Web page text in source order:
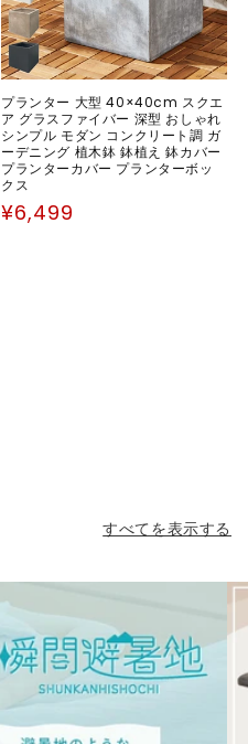
プランター 大型 40×40cm スクエ
ア グラスファイバー 深型 おしゃれ
シンプル モダン コンクリート調 ガ
ーデニング 植木鉢 鉢植え 鉢カバー
プランターカバー プランターボッ
クス
通
¥6,499
すべてを表示する